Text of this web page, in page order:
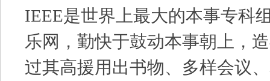
IEEE是世界上最大的本事专科
乐网，勤快于鼓动本事朝上，
过其高援用出书物、多样会议